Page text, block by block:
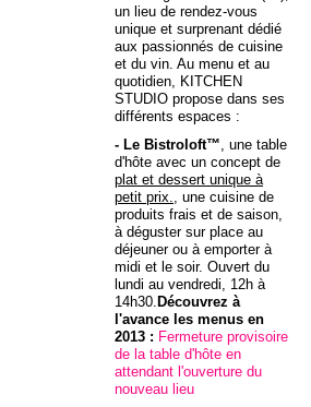
un lieu de rendez-vous
unique et surprenant dédié
aux passionnés de cuisine
et du vin. Au menu et au
quotidien, KITCHEN
STUDIO propose dans ses
différents espaces :
- Le Bistroloft™, une table
d'hôte avec un concept de
plat et dessert unique à
petit prix., une cuisine de
produits frais et de saison,
à déguster sur place au
déjeuner ou à emporter à
midi et le soir. Ouvert du
lundi au vendredi, 12h à
14h30. Découvrez à
l'avance les menus en
2013 : Fermeture provisoire
de la table d'hôte en
attendant l'ouverture du
nouveau lieu